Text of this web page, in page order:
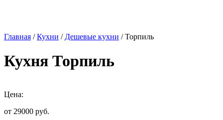
Главная /Кухни / Дешевые кухни / Торпиль
Кухня Торпиль
Цена:
от 29000 руб.